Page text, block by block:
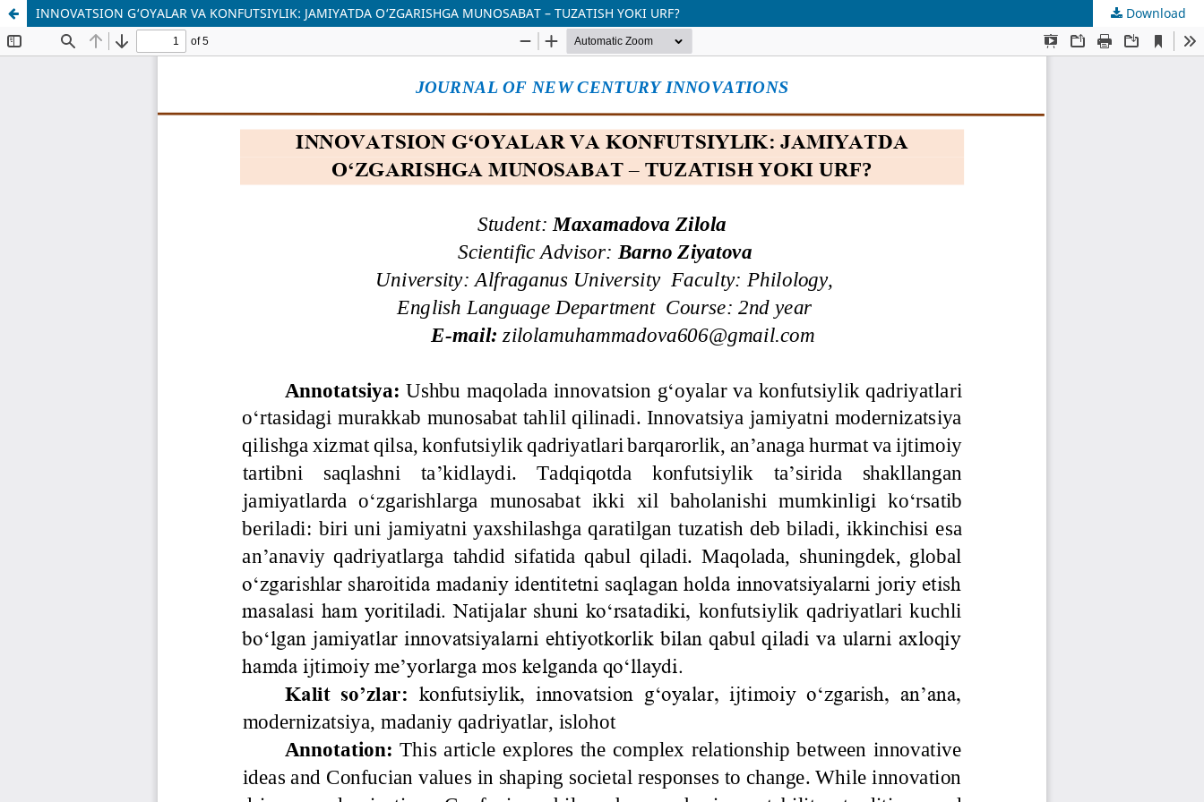
INNOVATSION G‘OYALAR VA KONFUTSIYLIK: JAMIYATDA O‘ZGARISHGA MUNOSABAT – TUZATISH YOKI URF? Download